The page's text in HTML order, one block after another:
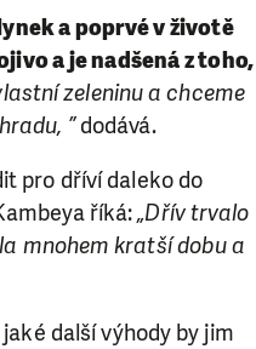
a poprvé v životě
a je nadšená z toho,
zeleninu a chceme
”dodává.
pro dříví daleko do
říká:„Dřív trvalo
mnohem kratší dobu a
další výhody by jim